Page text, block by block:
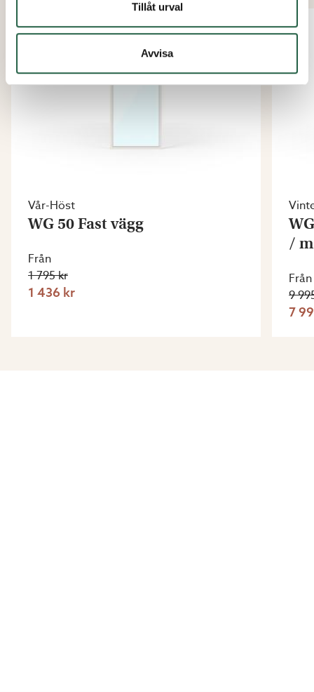
Tillåt urval
Avvisa
20%
Vår-Höst
WG 50 Fast vägg
Från
1 795 kr
1 436 kr
/
Från
9
7